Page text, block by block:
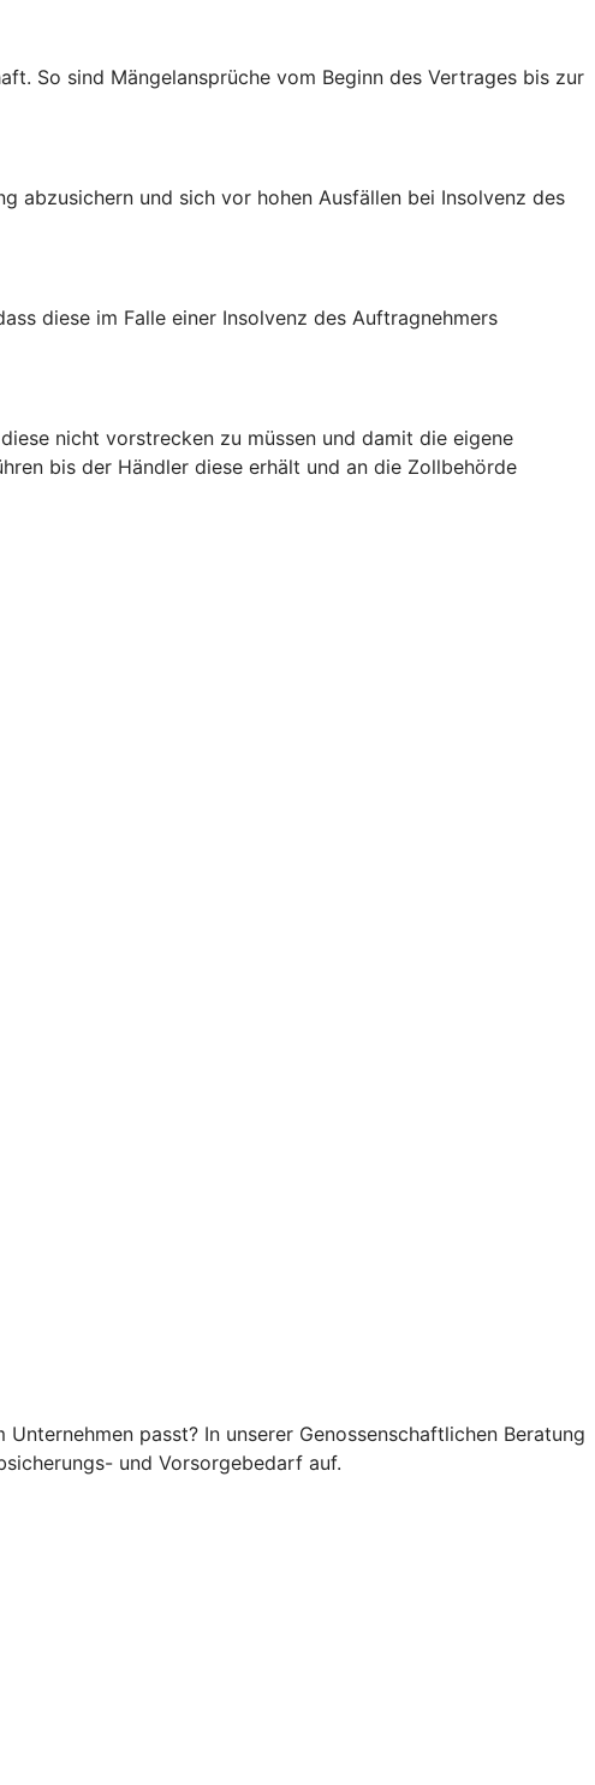
So sind Mängelansprüche vom Beginn des Vertrages bis zur
abzusichern und sich vor hohen Ausfällen bei Insolvenz des
diese im Falle einer Insolvenz des Auftragnehmers
nicht vorstrecken zu müssen und damit die eigene
bis der Händler diese erhält und an die Zollbehörde
passt? In unserer Genossenschaftlichen Beratung
und Vorsorgebedarf auf.